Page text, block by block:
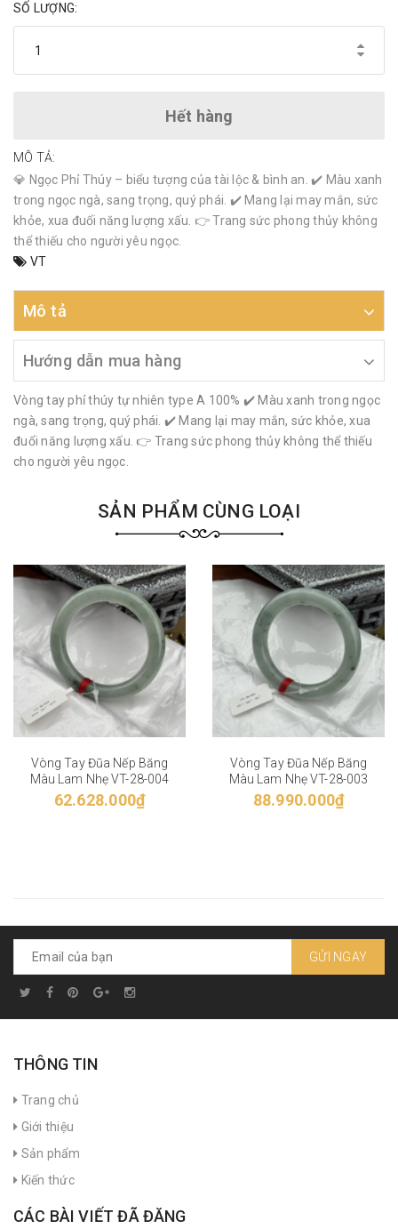
SỐ LƯỢNG:
Hết hàng
MÔ TẢ:
💎 Ngọc Phỉ Thúy – biểu tượng của tài lộc & bình an. ✔️ Màu xanh
trong ngọc ngà, sang trọng, quý phái. ✔️ Mang lại may mắn, sức
khỏe, xua đuổi năng lượng xấu. 👉 Trang sức phong thủy không
thể thiếu cho người yêu ngọc.
VT
Mô tả
Hướng dẫn mua hàng
Vòng tay phỉ thúy tự nhiên type A 100% ✔️ Màu xanh trong ngọc
ngà, sang trọng, quý phái. ✔️ Mang lại may mắn, sức khỏe, xua
đuổi năng lượng xấu. 👉 Trang sức phong thủy không thể thiếu
cho người yêu ngọc.
SẢN PHẨM CÙNG LOẠI
Vòng Tay Đũa Nếp Băng
Màu Lam Nhẹ VT-28-004
62.628.000₫
Vòng Tay Đũa Nếp Băng
Màu Lam Nhẹ VT-28-003
88.990.000₫
GỬI NGAY
THÔNG TIN
Trang chủ
Giới thiệu
Sản phẩm
Kiến thức
CÁC BÀI VIẾT ĐÃ ĐĂNG